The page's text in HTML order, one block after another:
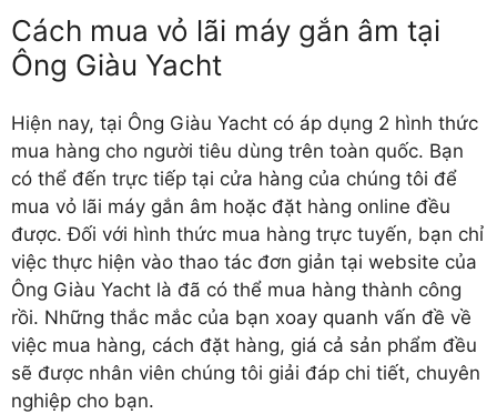
Cách mua vỏ lãi máy gắn âm tại
Ông Giàu Yacht
Hiện nay, tại Ông Giàu Yacht có áp dụng 2 hình thức
mua hàng cho người tiêu dùng trên toàn quốc. Bạn
có thể đến trực tiếp tại cửa hàng của chúng tôi để
mua vỏ lãi máy gắn âm hoặc đặt hàng online đều
được. Đối với hình thức mua hàng trực tuyến, bạn chỉ
việc thực hiện vào thao tác đơn giản tại website của
Ông Giàu Yacht là đã có thể mua hàng thành công
rồi. Những thắc mắc của bạn xoay quanh vấn đề về
việc mua hàng, cách đặt hàng, giá cả sản phẩm đều
sẽ được nhân viên chúng tôi giải đáp chi tiết, chuyên
nghiệp cho bạn.